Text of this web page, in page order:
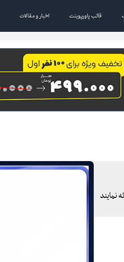
قالب پاورپوینت اخبار و مقالات
نمایند